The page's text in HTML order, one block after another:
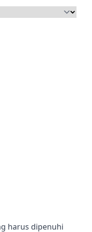
harus dipenuhi